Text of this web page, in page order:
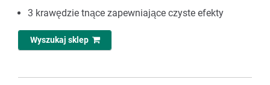
3 krawędzie tnące zapewniające czyste efekty
Wyszukaj sklep